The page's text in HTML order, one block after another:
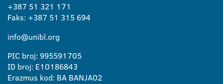
+387 51 321 171
Faks: +387 51 315 694
info@unibl.org
PIC broj: 995591705
ID broj: E10186843
Erazmus kod: BA BANJA02